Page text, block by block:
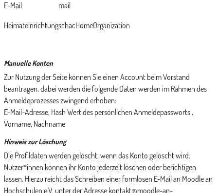
E-Mail mail
HeimateinrichtungschacHomeOrganization
Manuelle Konten
Zur Nutzung der Seite können Sie einen Account beim Vorstand
beantragen, dabei werden die folgende Daten werden im Rahmen des
Anmeldeprozesses zwingend erhoben:
E-Mail-Adresse, Hash Wert des persönlichen Anmeldepassworts ,
Vorname, Nachname
Hinweis zur Löschung
Die Profildaten werden gelöscht, wenn das Konto gelöscht wird.
Nutzer*innen können ihr Konto jederzeit löschen oder berichtigen
lassen. Hierzu reicht das Schreiben einer formlosen E-Mail an Moodle an
Hochschulen e.V. unter der Adresse kontakt@moodle-an-